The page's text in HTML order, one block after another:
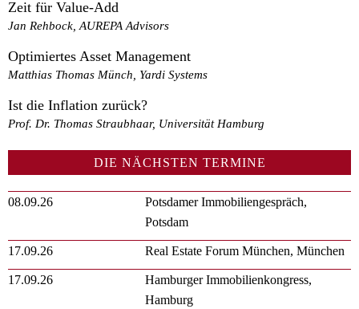
Zeit für Value-Add
Jan Rehbock, AUREPA Advisors
Optimiertes Asset Management
Matthias Thomas Münch, Yardi Systems
Ist die Inflation zurück?
Prof. Dr. Thomas Straubhaar, Universität Hamburg
DIE NÄCHSTEN TERMINE
08.09.26
Potsdamer Immobiliengespräch,
Potsdam
17.09.26 Real Estate Forum München, München
17.09.26
Hamburger Immobilienkongress,
Hamburg